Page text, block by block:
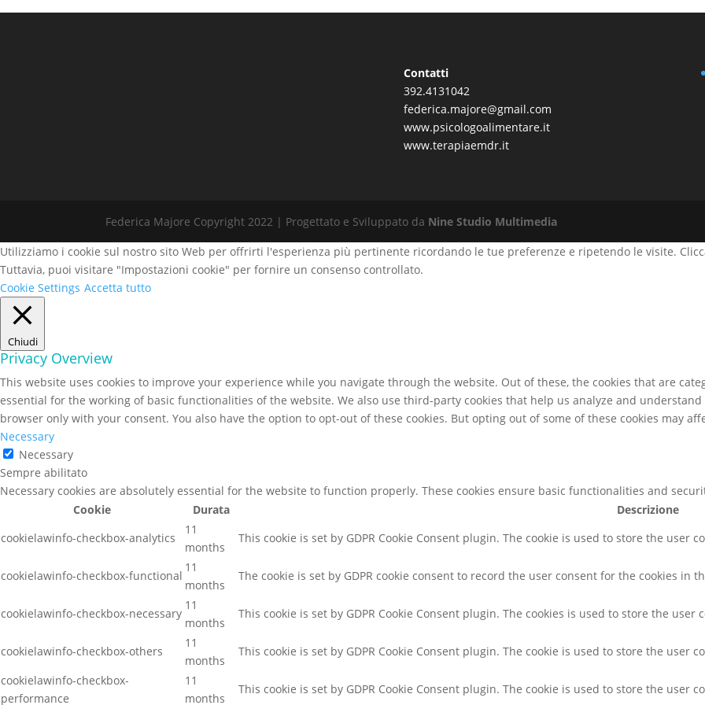
Contatti
392.4131042
federica.majore@gmail.com
www.psicologoalimentare.it
www.terapiaemdr.it
Federica Majore Copyright 2022 | Progettato e Sviluppato da Nine Studio Multimedia
Utilizziamo i cookie sul nostro sito Web per offrirti l'esperienza più pertinente ricordando le tue preferenze e ripetendo le visite.
Tuttavia, puoi visitare "Impostazioni cookie" per fornire un consenso controllato.
Cookie Settings Accetta tutto
Chiudi
Privacy Overview
This website uses cookies to improve your experience while you navigate through the website. Out of these, the cookies that are
essential for the working of basic functionalities of the website. We also use third-party cookies that help us analyze and
browser only with your consent. You also have the option to opt-out of these cookies. But opting out of some of these cookies may
Necessary
Necessary
Sempre abilitato
Necessary cookies are absolutely essential for the website to function properly. These cookies ensure basic functionalities and
Cookie
Durata
Descrizione
cookielawinfo-checkbox-analytics
11
months
This cookie is set by GDPR Cookie Consent plugin. The cookie is used to store the user
cookielawinfo-checkbox-functional
11
months
The cookie is set by GDPR cookie consent to record the user consent for the cookies in
cookielawinfo-checkbox-necessary
11
months
This cookie is set by GDPR Cookie Consent plugin. The cookies is used to store the
cookielawinfo-checkbox-others
11
months
This cookie is set by GDPR Cookie Consent plugin. The cookie is used to store the user
cookielawinfo-checkbox-
performance
11
months
This cookie is set by GDPR Cookie Consent plugin. The cookie is used to store the user